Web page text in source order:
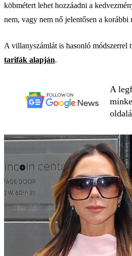
köbmétert lehet hozzáadni a
nem, vagy nem nő jelentősen a korábbi
A villanyszámlát is hasonló módszerrel
tarifák alapján.
A